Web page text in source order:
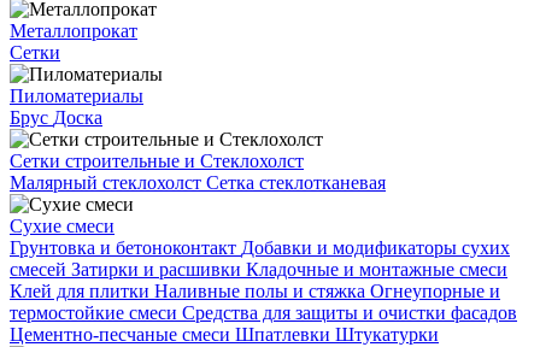
Металлопрокат
Сетки
Пиломатериалы
Брус Доска
Сетки строительные и Стеклохолст
Малярный стеклохолст Сетка стеклотканевая
Сухие смеси
Грунтовка и бетоноконтакт Добавки и модификаторы сухих
смесей Затирки и расшивки Кладочные и монтажные смеси
Клей для плитки Наливные полы и стяжка Огнеупорные и
термостойкие смеси Средства для защиты и очистки фасадов
Цементно-песчаные смеси Шпатлевки Штукатурки